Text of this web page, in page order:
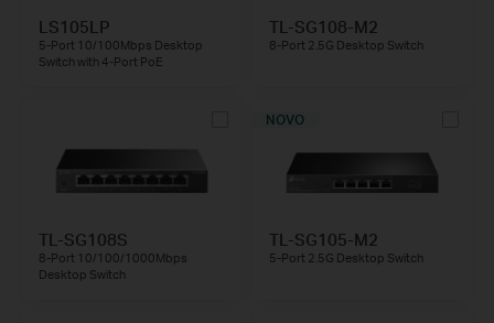
LS105LP
5-Port 10/100Mbps Desktop
Switch with 4-Port PoE
TL-SG108-M2
8-Port 2.5G Desktop Switch
TL-SG108S
8-Port 10/100/1000Mbps
Desktop Switch
NOVO
TL-SG105-M2
5-Port 2.5G Desktop Switch